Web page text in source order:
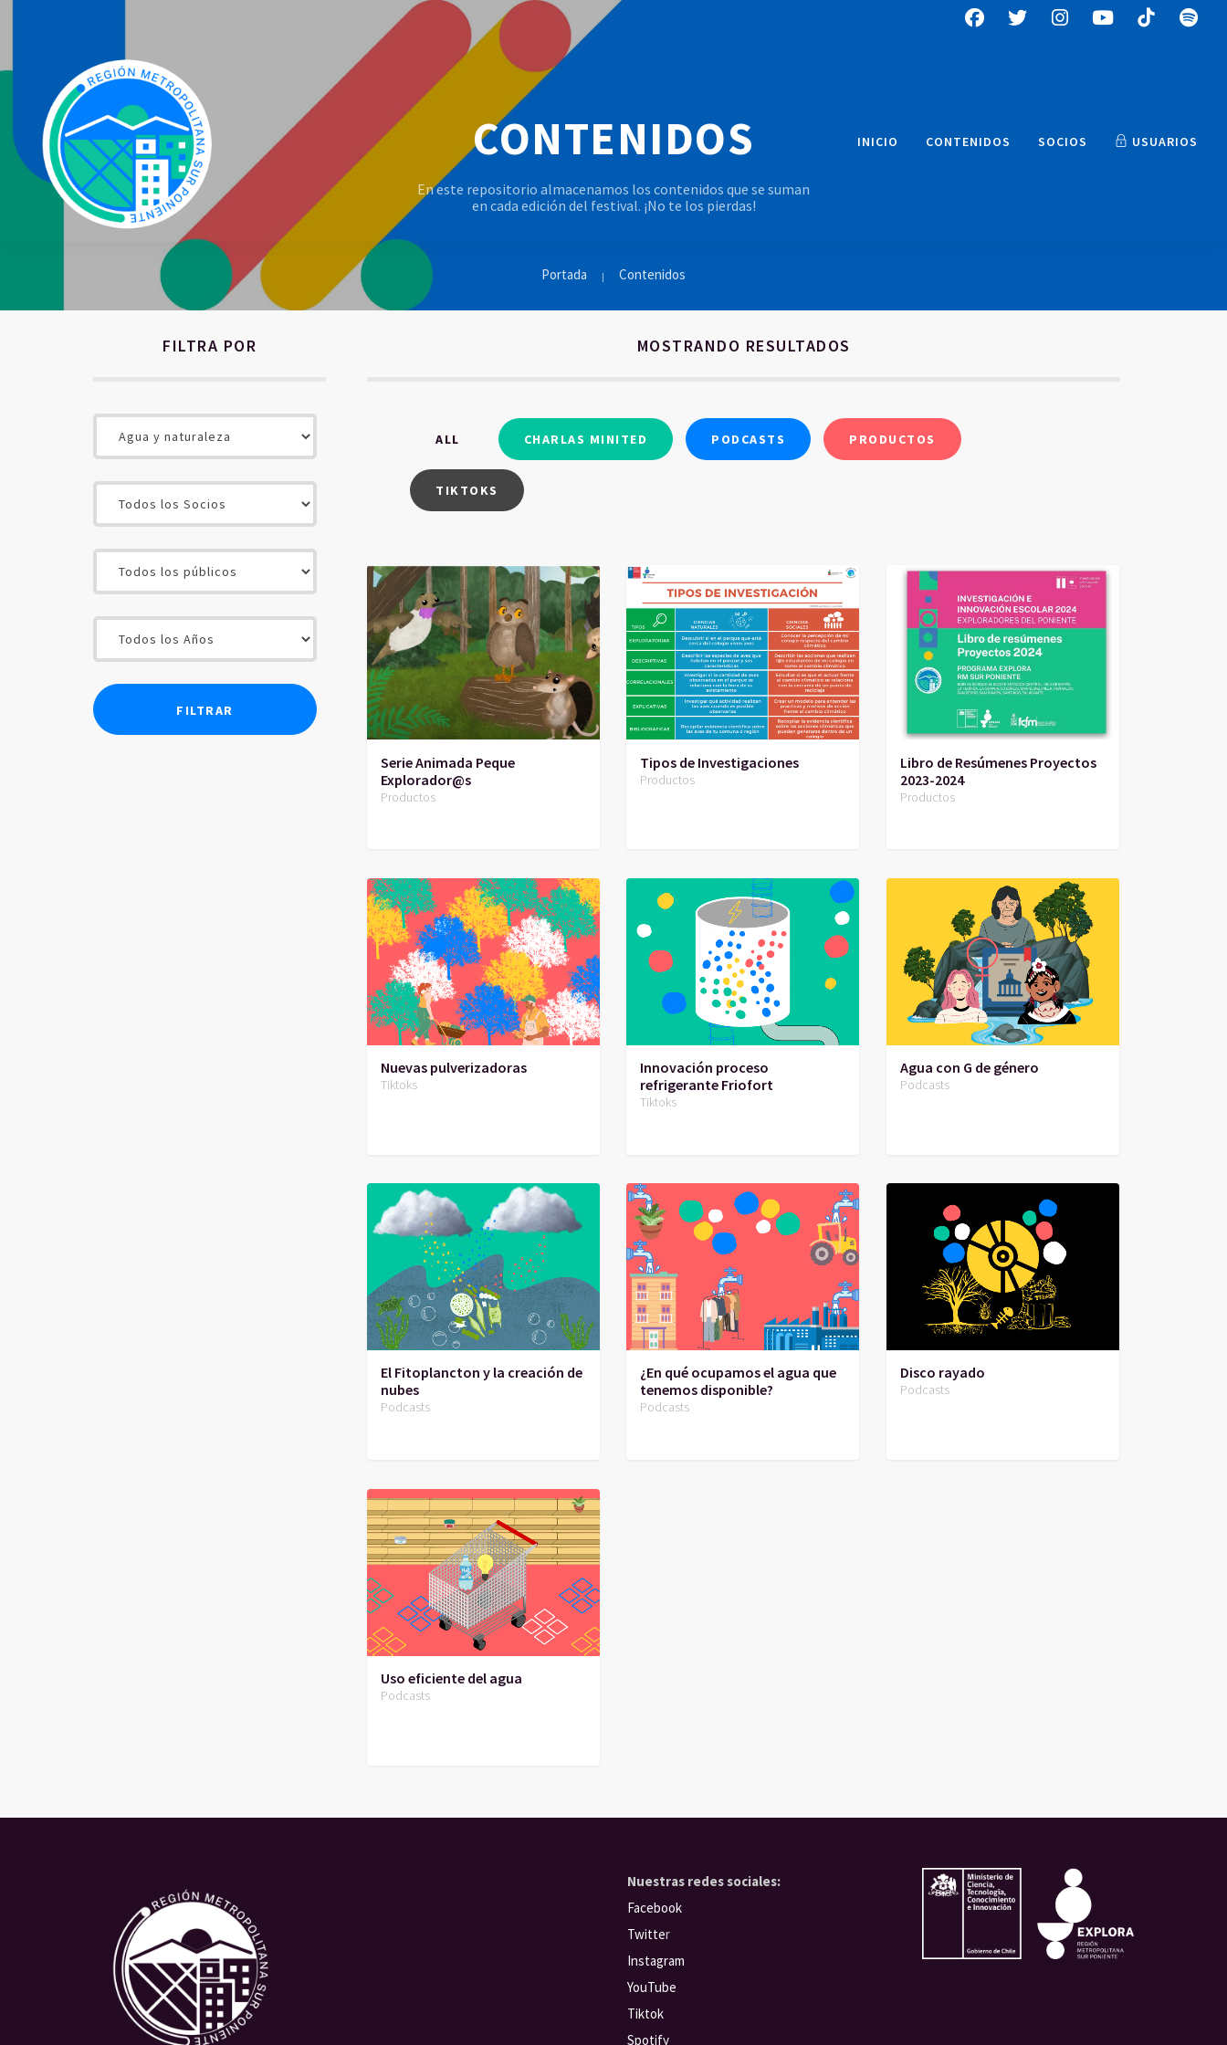
INICIO CONTENIDOS SOCIOS USUARIOS
CONTENIDOS
En este repositorio almacenamos los contenidos que se suman
en cada edición del festival. ¡No te los pierdas!
Portada Contenidos
FILTRA POR MOSTRANDO RESULTADOS
ALL CHARLAS MINITED PODCASTS PRODUCTOS
TIKTOKS
Serie Animada Peque
Explorador@s
Productos
Tipos de Investigaciones
Productos
Libro de Resúmenes Proyectos
2023-2024
Productos
Nuevas pulverizadoras
Tiktoks
Innovación proceso
refrigerante Friofort
Tiktoks
Agua con G de género
Podcasts
El Fitoplancton y la creación de
nubes
Podcasts
¿En qué ocupamos el agua que
tenemos disponible?
Podcasts
Disco rayado
Podcasts
Uso eficiente del agua
Podcasts
Nuestras redes sociales:
Facebook
Twitter
Instagram
YouTube
Tiktok
Spotify